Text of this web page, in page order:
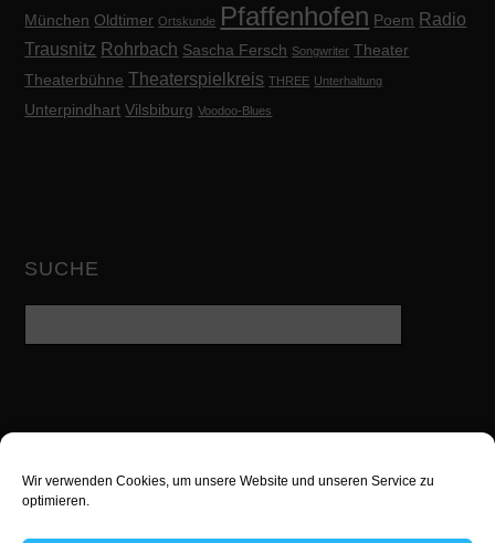
Wir verwenden Cookies, um unsere Website und unseren Service zu
optimieren.
München Oldtimer Ortskunde Pfaffenhofen Poem Radio
Trausnitz Rohrbach Sascha Fersch Songwriter Theater
Theaterbühne Theaterspielkreis THREE Unterhaltung
Unterpindhart Vilsbiburg Voodoo-Blues
SUCHE
Twitter Facebook Google